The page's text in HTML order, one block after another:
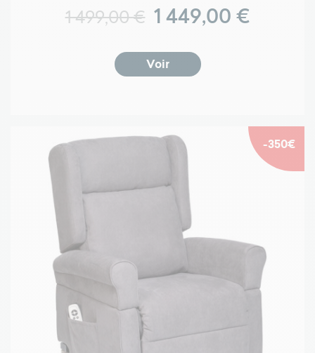
Prix normal
1 499,00 € Prix
1 449,00 €
Voir
-350€